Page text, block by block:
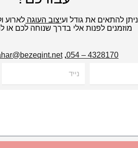
ניתן להתאים את גודל ועיצוב העוגה
מוזמנים לפנות אלי בדרך שנוחה לכם או
4328170 – 054
,